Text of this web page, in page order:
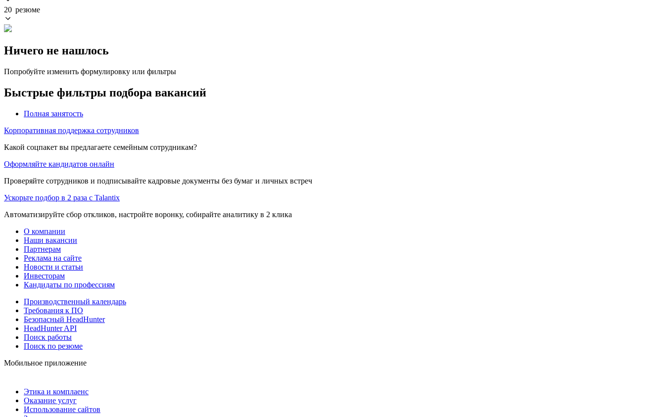
20 резюме
Ничего не нашлось
Попробуйте изменить формулировку или фильтры
Быстрые фильтры подбора вакансий
Полная занятость
Корпоративная поддержка сотрудников
Какой соцпакет вы предлагаете семейным сотрудникам?
Оформляйте кандидатов онлайн
Проверяйте сотрудников и подписывайте кадровые документы без бумаг и личных встреч
Ускорьте подбор в 2 раза с Talantix
Автоматизируйте сбор откликов, настройте воронку, собирайте аналитику в 2 клика
О компании
Наши вакансии
Партнерам
Реклама на сайте
Новости и статьи
Инвесторам
Кандидаты по профессиям
Производственный календарь
Требования к ПО
Безопасный HeadHunter
HeadHunter API
Поиск работы
Поиск по резюме
Мобильное приложение
Этика и комплаенс
Оказание услуг
Использование сайтов